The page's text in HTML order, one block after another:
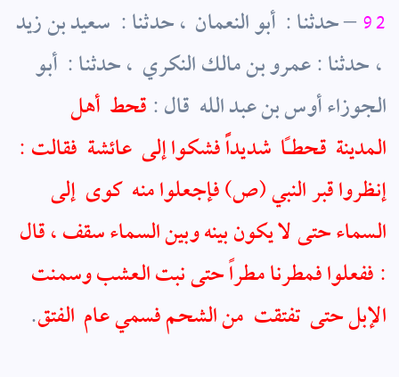
92– حدثنا : ‏ ‏أبو النعمان ‏ ‏، حدثنا : ‏ ‏سعيد بن زيد
‏ ‏، حدثنا : ‏عمرو بن مالك النكري ‏ ‏، حدثنا : ‏ ‏أبو
الجوزاء أوس بن عبد الله ‏ ‏قال :قحط ‏ ‏أهل ‏
‏المدينة ‏ ‏قحطاً ‏ ‏شديداًً فشكوا إلى ‏ ‏عائشة ‏ ‏فقالت :
إنظروا قبر النبي (ص) ‏فإجعلوا منه ‏ ‏كوى ‏ ‏إلى
السماء حتى لا يكون بينه وبين السماء سقف ، قال
: ففعلوا فمطرنا مطراً حتى نبت العشب وسمنت
الإبل حتى ‏ ‏تفتقت ‏ ‏من الشحم فسمي عام ‏ ‏الفتق. ‏